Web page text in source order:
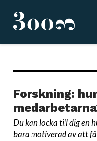
Forskning:
Du kan locka till dig en
bara motiverad av att